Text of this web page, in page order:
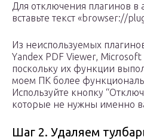
Для отключения плагинов в
вставьте текст «browser://
Из неиспользуемых
Yandex PDF Viewer,
поскольку их функции
моем ПК более
Используйте кнопку
которые не нужны именно
Шаг 2. Удаляем